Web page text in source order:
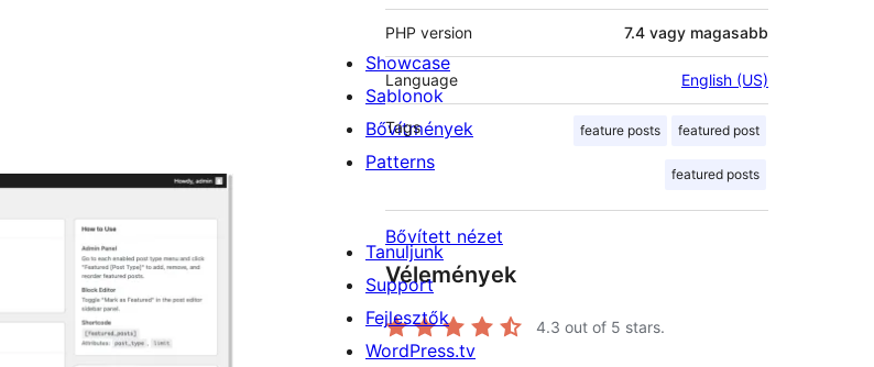
PHP version 7.4 vagy magasabb
Language English (US)
Tags feature posts featured post
featured posts
Bővített nézet
Vélemények
4.3 out of 5 stars.
Showcase
Sablonok
Bővítmények
Patterns
Tanuljunk
Support
Fejlesztők
WordPress.tv